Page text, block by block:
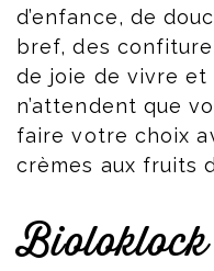
d’enfance, de
bref, des
de joie de vivre et
n’attendent que
faire votre choix
crèmes aux fruits
Bioloklock